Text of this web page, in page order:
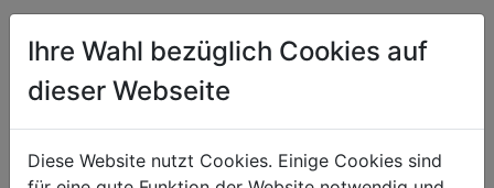
packaging
packaging height in mm
packaging width in mm
400
packaging length in mm
1.000
Ihre Wahl bezüglich Cookies auf
dieser Webseite
Diese Website nutzt Cookies. Einige Cookies sind